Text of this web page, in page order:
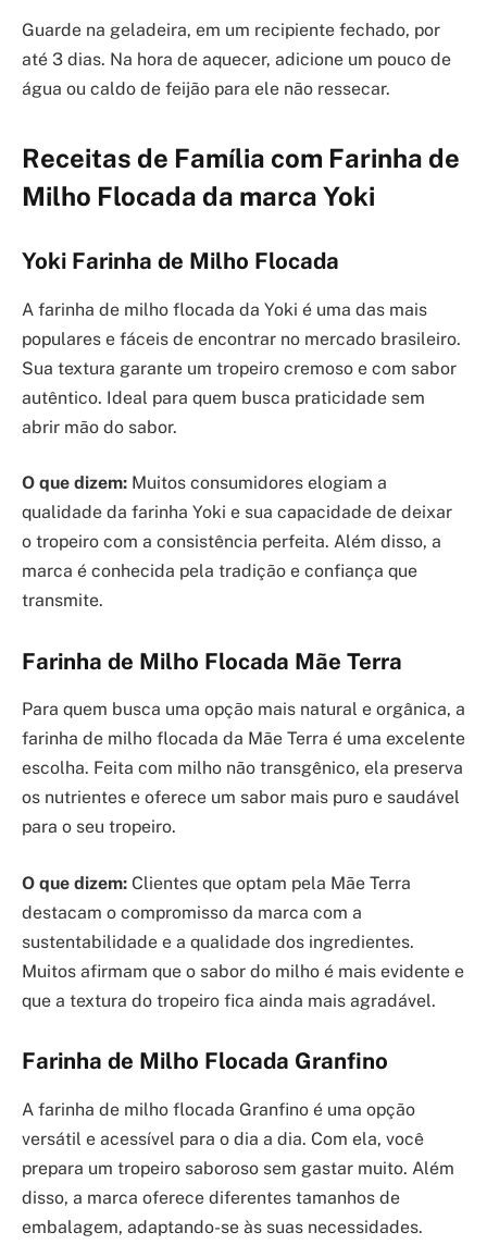
Guarde na geladeira, em um recipiente fechado, por
até 3 dias. Na hora de aquecer, adicione um pouco de
água ou caldo de feijão para ele não ressecar.
Receitas de Família com Farinha de
Milho Flocada da marca Yoki
Yoki Farinha de Milho Flocada
A farinha de milho flocada da Yoki é uma das mais
populares e fáceis de encontrar no mercado brasileiro.
Sua textura garante um tropeiro cremoso e com sabor
autêntico. Ideal para quem busca praticidade sem
abrir mão do sabor.
O que dizem: Muitos consumidores elogiam a
qualidade da farinha Yoki e sua capacidade de deixar
o tropeiro com a consistência perfeita. Além disso, a
marca é conhecida pela tradição e confiança que
transmite.
Farinha de Milho Flocada Mãe Terra
Para quem busca uma opção mais natural e orgânica, a
farinha de milho flocada da Mãe Terra é uma excelente
escolha. Feita com milho não transgênico, ela preserva
os nutrientes e oferece um sabor mais puro e saudável
para o seu tropeiro.
O que dizem: Clientes que optam pela Mãe Terra
destacam o compromisso da marca com a
sustentabilidade e a qualidade dos ingredientes.
Muitos afirmam que o sabor do milho é mais evidente e
que a textura do tropeiro fica ainda mais agradável.
Farinha de Milho Flocada Granfino
A farinha de milho flocada Granfino é uma opção
versátil e acessível para o dia a dia. Com ela, você
prepara um tropeiro saboroso sem gastar muito. Além
disso, a marca oferece diferentes tamanhos de
embalagem, adaptando-se às suas necessidades.